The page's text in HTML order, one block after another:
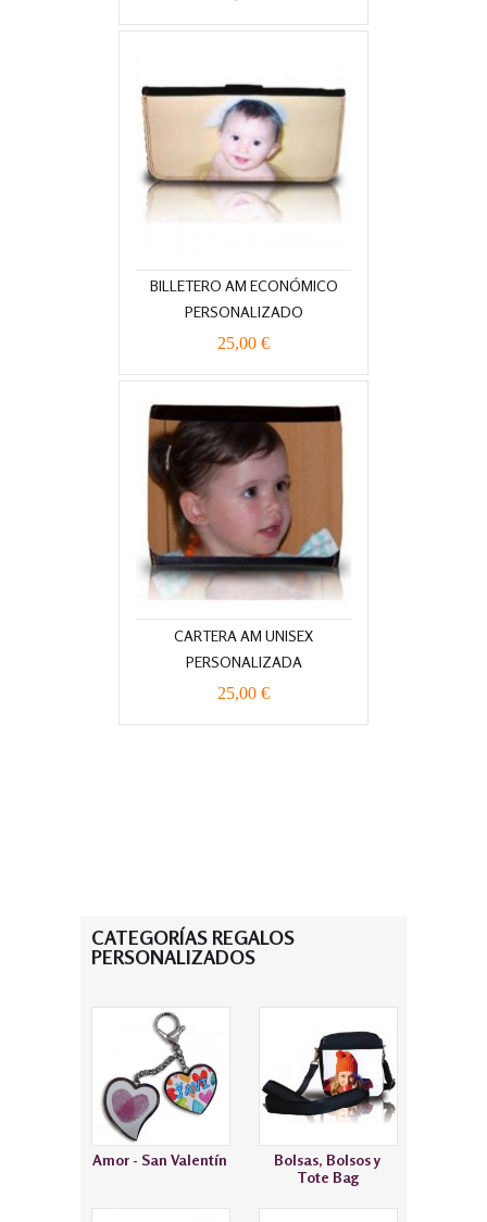
BILLETERO AM ECONÓMICO
PERSONALIZADO
25,00 €
CARTERA AM UNISEX
PERSONALIZADA
25,00 €
CATEGORÍAS REGALOS
PERSONALIZADOS
Amor - San Valentín
Bolsas, Bolsos y
Tote Bag